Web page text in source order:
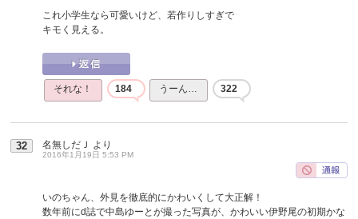
これ小学生なら可愛いけど、若作りしすぎで
キモく見える。
それな！ 184 うーん… 322
32 名無しだＪ より
2016年1月19日 5:53 PM
いのちゃん、外見を徹底的にかわいくして大正解！
数年前にd誌で中島ゆーとが撮った写真が、かわいい伊野尾の初期かな